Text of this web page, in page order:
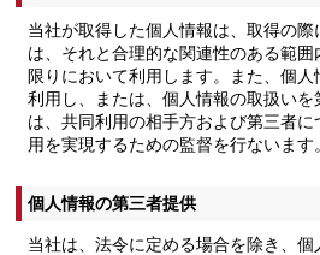
当社が取得した個人情報は、取得の際
は、それと合理的な関連性のある範
限りにおいて利用します。また、個
利用し、または、個人情報の取扱いを
は、共同利用の相手方および第三者
用を実現するための監督を行ないます
個人情報の第三者提供
当社は、法令に定める場合を除き、